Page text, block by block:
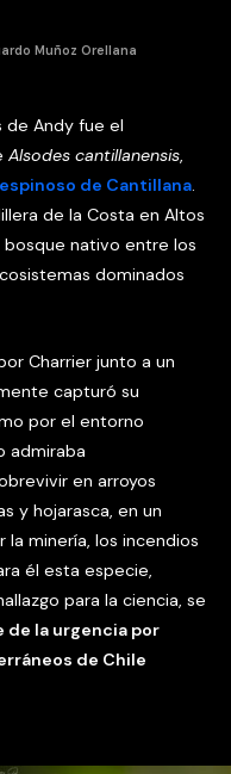
Muñoz Orellana
de Andy fue el
Alsodes cantillanensis,
de Cantillana.
de la Costa en Altos
nativo entre los
dominados
Charrier junto a un
capturó su
por el entorno
admiraba
en arroyos
y hojarasca, en un
minería, los incendios
él esta especie,
para la ciencia, se
de la urgencia por
de Chile